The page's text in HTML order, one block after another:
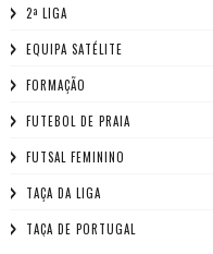
2ª LIGA
EQUIPA SATÉLITE
FORMAÇÃO
FUTEBOL DE PRAIA
FUTSAL FEMININO
TAÇA DA LIGA
TAÇA DE PORTUGAL